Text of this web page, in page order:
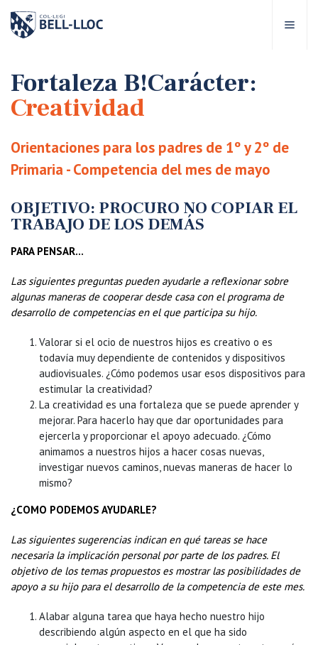
Bell-lloc
Educativo
educativas
Escolares
Bell-lloc
Fortaleza B!Carácter:
Creatividad
Orientaciones para los padres de 1º y 2º de
Primaria - Competencia del mes de mayo
OBJETIVO: PROCURO NO COPIAR EL
TRABAJO DE LOS DEMÁS
PARA PENSAR…
Las siguientes preguntas pueden ayudarle a reflexionar sobre
algunas maneras de cooperar desde casa con el programa de
desarrollo de competencias en el que participa su hijo.
Valorar si el ocio de nuestros hijos es creativo o es
todavía muy dependiente de contenidos y dispositivos
audiovisuales. ¿Cómo podemos usar esos dispositivos para
estimular la creatividad?
La creatividad es una fortaleza que se puede aprender y
mejorar. Para hacerlo hay que dar oportunidades para
ejercerla y proporcionar el apoyo adecuado. ¿Cómo
animamos a nuestros hijos a hacer cosas nuevas,
investigar nuevos caminos, nuevas maneras de hacer lo
mismo?
¿COMO PODEMOS AYUDARLE?
Las siguientes sugerencias indican en qué tareas se hace
necesaria la implicación personal por parte de los padres. El
objetivo de los temas propuestos es mostrar las posibilidades de
apoyo a su hijo para el desarrollo de la competencia de este mes.
Alabar alguna tarea que haya hecho nuestro hijo
describiendo algún aspecto en el que ha sido